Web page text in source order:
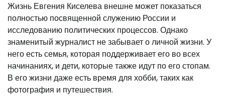
Жизнь Евгения Киселева внешне может показаться
полностью посвященной служению России и
исследованию политических процессов. Однако
знаменитый журналист не забывает о личной жизни. У
него есть семья, которая поддерживает его во всех
начинаниях, и дети, которые также идут по его стопам.
В его жизни даже есть время для хобби, таких как
фотография и путешествия.